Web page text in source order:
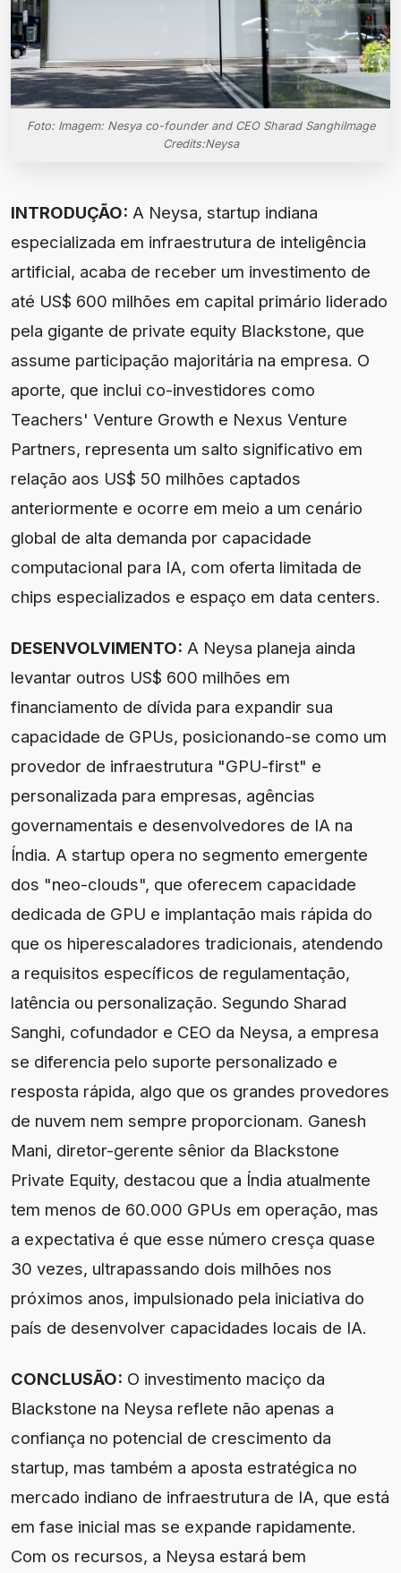
Foto: Imagem: Nesya co-founder and CEO Sharad SanghiImage
Credits:Neysa
INTRODUÇÃO: A Neysa, startup indiana
especializada em infraestrutura de inteligência
artificial, acaba de receber um investimento de
até US$ 600 milhões em capital primário liderado
pela gigante de private equity Blackstone, que
assume participação majoritária na empresa. O
aporte, que inclui co-investidores como
Teachers' Venture Growth e Nexus Venture
Partners, representa um salto significativo em
relação aos US$ 50 milhões captados
anteriormente e ocorre em meio a um cenário
global de alta demanda por capacidade
computacional para IA, com oferta limitada de
chips especializados e espaço em data centers.
DESENVOLVIMENTO: A Neysa planeja ainda
levantar outros US$ 600 milhões em
financiamento de dívida para expandir sua
capacidade de GPUs, posicionando-se como um
provedor de infraestrutura "GPU-first" e
personalizada para empresas, agências
governamentais e desenvolvedores de IA na
Índia. A startup opera no segmento emergente
dos "neo-clouds", que oferecem capacidade
dedicada de GPU e implantação mais rápida do
que os hiperescaladores tradicionais, atendendo
a requisitos específicos de regulamentação,
latência ou personalização. Segundo Sharad
Sanghi, cofundador e CEO da Neysa, a empresa
se diferencia pelo suporte personalizado e
resposta rápida, algo que os grandes provedores
de nuvem nem sempre proporcionam. Ganesh
Mani, diretor-gerente sênior da Blackstone
Private Equity, destacou que a Índia atualmente
tem menos de 60.000 GPUs em operação, mas
a expectativa é que esse número cresça quase
30 vezes, ultrapassando dois milhões nos
próximos anos, impulsionado pela iniciativa do
país de desenvolver capacidades locais de IA.
CONCLUSÃO: O investimento maciço da
Blackstone na Neysa reflete não apenas a
confiança no potencial de crescimento da
startup, mas também a aposta estratégica no
mercado indiano de infraestrutura de IA, que está
em fase inicial mas se expande rapidamente.
Com os recursos, a Neysa estará bem